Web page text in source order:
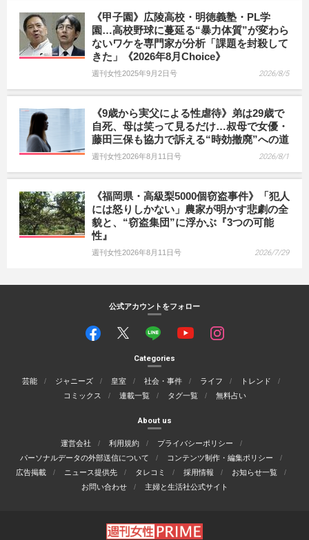
《甲子園》広陵高校・明徳義塾・PL学
園…高校野球に蔓延る“暴力体質”が変わら
ないワケを専門家が分析「課題を封殺して
きた」《2026年8月Choice》
週刊女性2025年9月2日号 2026/8/5
《9歳から実父による性虐待》弟は29歳で
自死、母は笑って見るだけ…叔母で女優・
藤田三保も協力で訴える“時効撤廃”への道
週刊女性2026年8月11日号 2026/8/1
《福岡県・高級梨5000個窃盗事件》「犯人
には怒りしかない」農家が明かす悲劇の全
貌と、“窃盗集団”に浮かぶ『3つの可能
性』
週刊女性2026年8月11日号 2026/7/29
公式アカウントをフォロー
Categories
芸能 ジャニーズ 皇室 社会・事件 ライフ
トレンド
コミックス
連載一覧 タグ一覧 無料占い
About us
運営会社 利用規約
プライバシーポリシー
パーソナルデータの外部送信について
コンテンツ制作・編集ポリシー
広告掲載
ニュース提供先 タレコミ 採用情報
お知らせ一覧
お問い合わせ
主婦と生活社公式サイト